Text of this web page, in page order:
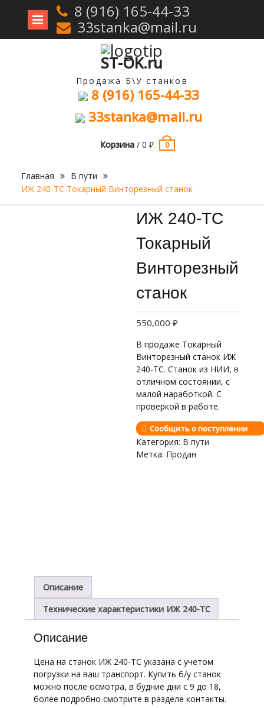
Перейти
8 (916) 165-44-33
33stanka@mail.ru
ST-OK.ru
Продажа Б\У станков
8 (916) 165-44-33
33stanka@mail.ru
Корзина/ 0 ₽ 0
Главная
В пути
ИЖ 240-ТС Токарный Винторезный станок
ИЖ 240-ТС
Токарный
Винторезный
станок
550,000₽
В продаже Токарный
Винторезный станок ИЖ
240-ТС. Станок из НИИ, в
отличном состоянии, с
малой наработкой. С
проверкой в работе.
Сообщить о поступлении
Категория: В пути
Метка: Продан
Описание
Технические характеристики ИЖ 240-ТС
Описание
Цена на станок ИЖ 240-ТС указана с учетом
погрузки на ваш транспорт. Купить б/у станок
можно после осмотра, в будние дни с 9 до 18,
более подробно смотрите в разделе контакты.